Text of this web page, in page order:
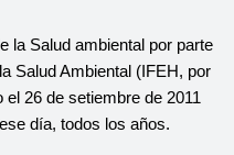
la Salud ambiental por parte
Salud Ambiental (IFEH, por
26 de setiembre de 2011
día, todos los años.